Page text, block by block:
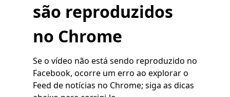
são reproduzidos
no Chrome
Se o vídeo não está sendo reproduzido no
Facebook, ocorre um erro ao explorar o
Feed de notícias no Chrome; siga as dicas